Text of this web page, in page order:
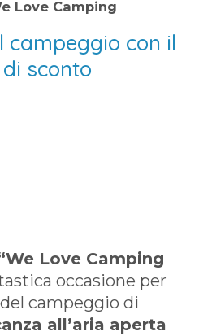
Love Camping
campeggio con il
di sconto
Love Camping
occasione per
campeggio di
all’aria aperta